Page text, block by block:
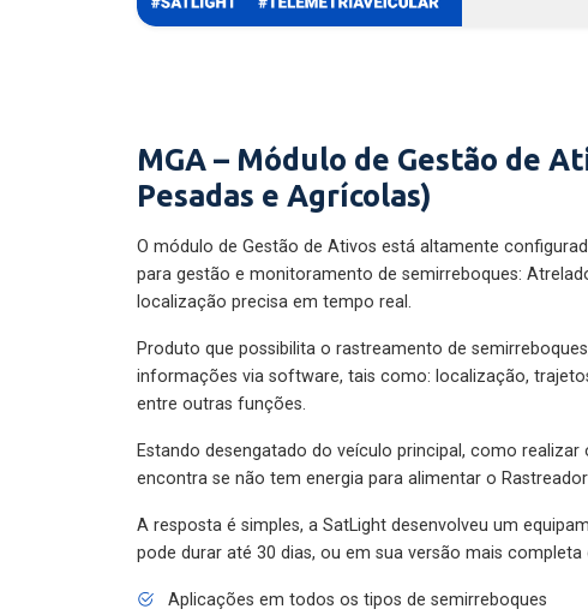
MGA – Módulo de Gestão de
Pesadas e Agrícolas)
O módulo de Gestão de Ativos está altamente
para gestão e monitoramento de semirreboques:
localização precisa em tempo real.
Produto que possibilita o rastreamento de
informações via software, tais como: localização,
entre outras funções.
Estando desengatado do veículo principal, como realizar
encontra se não tem energia para alimentar o
A resposta é simples, a SatLight desenvolveu um
pode durar até 30 dias, ou em sua versão mais completa
Aplicações em todos os tipos de semirreboques